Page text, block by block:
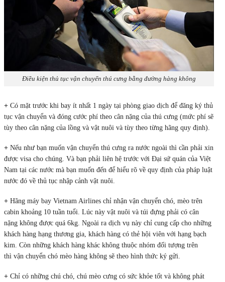
Điều kiện thủ tục vận chuyển thú cưng bằng đường hàng không
+ Có mặt trước khi bay ít nhất 1 ngày tại phòng giao dịch để đăng ký thủ
tục vận chuyển và đóng cước phí theo cân nặng của thú cưng (mức phí sẽ
tùy theo cân nặng của lồng và vật nuôi và tùy theo từng hãng quy định).
+ Nếu như bạn muốn vận chuyển thú cưng ra nước ngoài thì cần phải xin
được visa cho chúng. Và bạn phải liên hệ trước với Đại sứ quán của Việt
Nam tại các nước mà bạn muốn đến để hiểu rõ về quy định của pháp luật
nước đó về thủ tục nhập cảnh vật nuôi.
+ Hãng máy bay Vietnam Airlines chỉ nhận vận chuyển chó, mèo trên
cabin khoảng 10 tuần tuổi. Lúc này vật nuôi và túi đựng phải có cân
nặng không được quá 6kg. Ngoài ra dịch vụ này chỉ cung cấp cho những
khách hàng hạng thương gia, khách hàng có thẻ hội viên với hạng bạch
kim. Còn những khách hàng khác không thuộc nhóm đối tượng trên
thì vận chuyển chó mèo hàng không sẽ theo hình thức ký gửi.
+ Chỉ có những chú chó, chú mèo cưng có sức khỏe tốt và không phát